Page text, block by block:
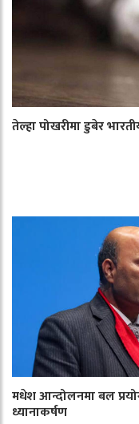
तेल्हा पोखरीमा डुबेर
मधेश आन्दोलनमा बल
ध्यानाकर्षण